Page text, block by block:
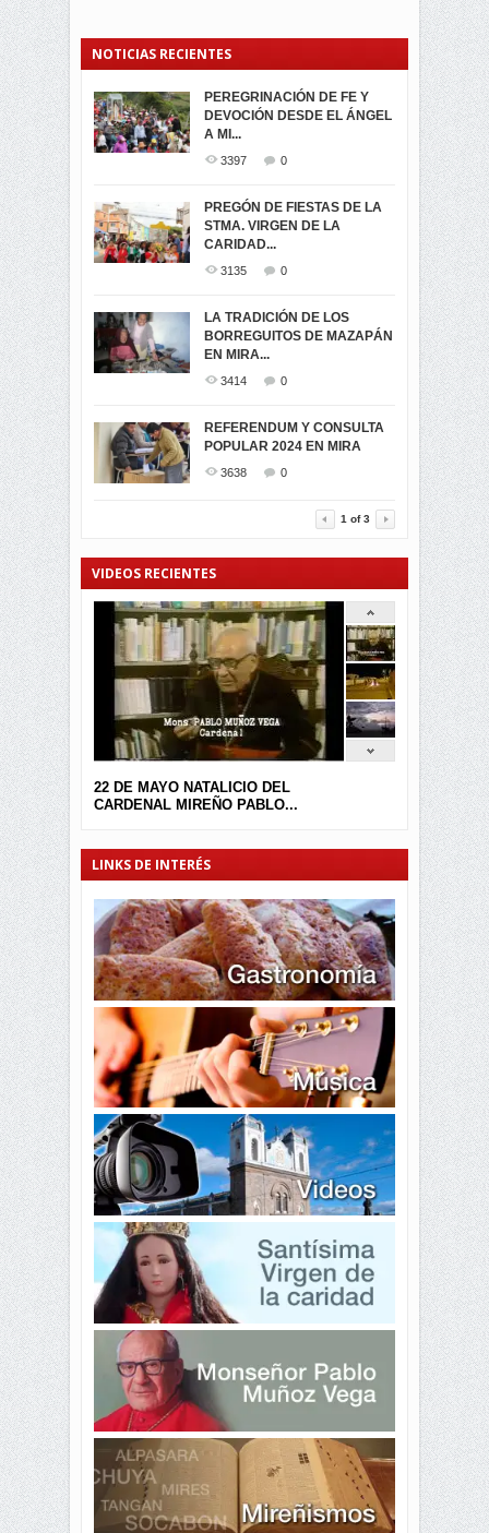
NOTICIAS RECIENTES
PEREGRINACIÓN DE FE Y
DEVOCIÓN DESDE EL ÁNGEL
A MI...
3397 0
PREGÓN DE FIESTAS DE LA
STMA. VIRGEN DE LA
CARIDAD...
3135 0
LA TRADICIÓN DE LOS
BORREGUITOS DE MAZAPÁN
EN MIRA...
3414 0
REFERENDUM Y CONSULTA
POPULAR 2024 EN MIRA
3638 0
PROCESIÓN DE LA VIRGEN
DE LA CARIDAD 2024
3062
-ENCENDIDO DEL ARBOL DE
...
MIRA
3441
TRIUNFO DE...
SEGUNDA VUELTA
ELECCIONES
PRESIDENCIALES 2023 EN
M...
ELECCION CRUCIAL:
SEGUNDA VUELTA
PRESIDENCIAL EL 1...
VIRTUALES ASAMBLEISTAS
POR LA PROVINCIA DEL
CARCHI...
MIRA.EC FUE
GALARDONADA
1 of3
VIDEOS RECIENTES
22 DE MAYO NATALICIO DEL
CARDENAL MIREÑO PABLO...
LINKS DE INTERÉS